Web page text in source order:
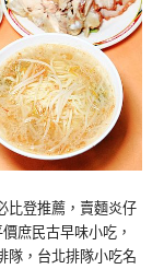
比登推薦，賣麵炎仔
庶民古早味小吃，
隊，台北排隊小吃名